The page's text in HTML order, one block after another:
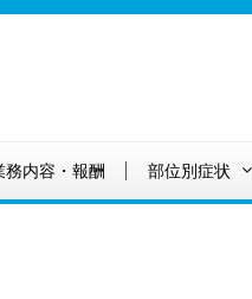
務内容・報酬 部位別症状